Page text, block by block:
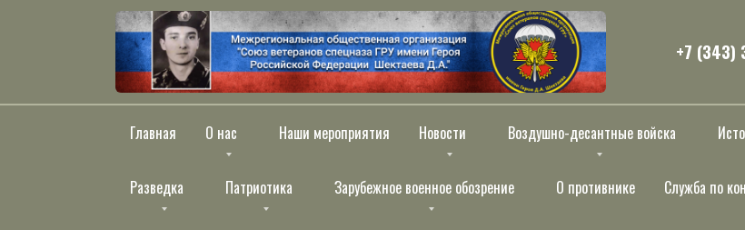
+7 (343)
Главная О нас Наши мероприятия Новости Воздушно-десантные войска
Разведка Патриотика Зарубежное военное обозрение О противнике Служба по